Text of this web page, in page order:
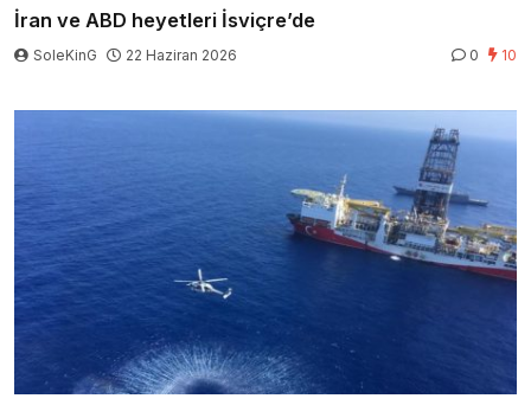
İran ve ABD heyetleri İsviçre’de
SoleKinG 22 Haziran 2026 0 10